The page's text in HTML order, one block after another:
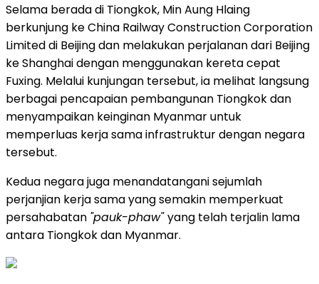
Selama berada di Tiongkok, Min Aung Hlaing
berkunjung ke China Railway Construction Corporation
Limited di Beijing dan melakukan perjalanan dari Beijing
ke Shanghai dengan menggunakan kereta cepat
Fuxing. Melalui kunjungan tersebut, ia melihat langsung
berbagai pencapaian pembangunan Tiongkok dan
menyampaikan keinginan Myanmar untuk
memperluas kerja sama infrastruktur dengan negara
tersebut.
Kedua negara juga menandatangani sejumlah
perjanjian kerja sama yang semakin memperkuat
persahabatan "pauk-phaw"yang telah terjalin lama
antara Tiongkok dan Myanmar.